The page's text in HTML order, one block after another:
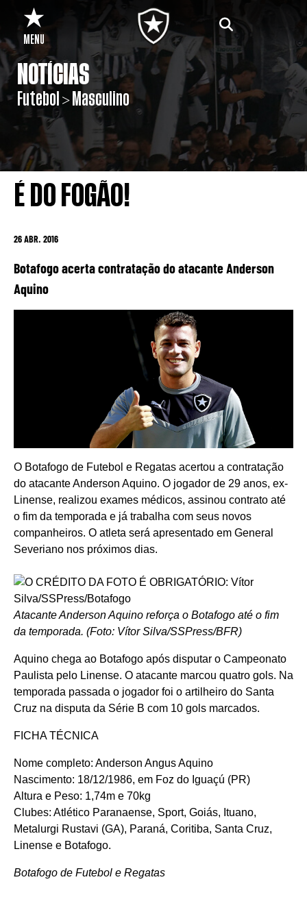
MENU
NOTÍCIAS
Futebol > Masculino
É DO FOGÃO!
26 ABR. 2016
Botafogo acerta contratação do atacante Anderson
Aquino
O Botafogo de Futebol e Regatas acertou a contratação
do atacante Anderson Aquino. O jogador de 29 anos, ex-
Linense, realizou exames médicos, assinou contrato até
o fim da temporada e já trabalha com seus novos
companheiros. O atleta será apresentado em General
Severiano nos próximos dias.
Atacante Anderson Aquino reforça o Botafogo até o fim
da temporada. (Foto: Vítor Silva/SSPress/BFR)
Aquino chega ao Botafogo após disputar o Campeonato
Paulista pelo Linense. O atacante marcou quatro gols. Na
temporada passada o jogador foi o artilheiro do Santa
Cruz na disputa da Série B com 10 gols marcados.
FICHA TÉCNICA
Nome completo: Anderson Angus Aquino
Nascimento: 18/12/1986, em Foz do Iguaçú (PR)
Altura e Peso: 1,74m e 70kg
Clubes: Atlético Paranaense, Sport, Goiás, Ituano,
Metalurgi Rustavi (GA), Paraná, Coritiba, Santa Cruz,
Linense e Botafogo.
Botafogo de Futebol e Regatas